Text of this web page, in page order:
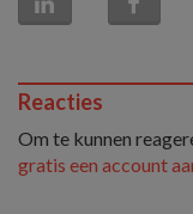
Reacties
Om te kunnen
gratis een account